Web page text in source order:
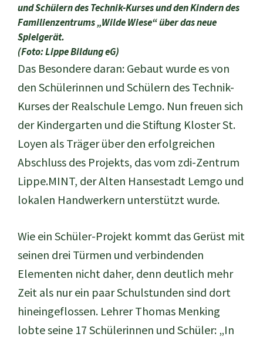
und Schülern des Technik-Kurses und den Kindern des
Familienzentrums „Wilde Wiese“ über das neue
Spielgerät.
(Foto: Lippe Bildung eG)
Das Besondere daran: Gebaut wurde es von
den Schülerinnen und Schülern des Technik-
Kurses der Realschule Lemgo. Nun freuen sich
der Kindergarten und die Stiftung Kloster St.
Loyen als Träger über den erfolgreichen
Abschluss des Projekts, das vom zdi-Zentrum
Lippe.MINT, der Alten Hansestadt Lemgo und
lokalen Handwerkern unterstützt wurde.
Wie ein Schüler-Projekt kommt das Gerüst mit
seinen drei Türmen und verbindenden
Elementen nicht daher, denn deutlich mehr
Zeit als nur ein paar Schulstunden sind dort
hineingeflossen. Lehrer Thomas Menking
lobte seine 17 Schülerinnen und Schüler: „In